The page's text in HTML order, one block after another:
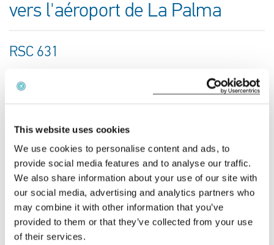
This website uses cookies
We use cookies to personalise content and ads, to
provide social media features and to analyse our traffic.
We also share information about your use of our site with
our social media, advertising and analytics partners who
may combine it with other information that you’ve
provided to them or that they’ve collected from your use
of their services.
vers l'aéroport de La Palma
RSC 631
This is my flight
RSC 6691
18-07-2026 at 18:15 hour